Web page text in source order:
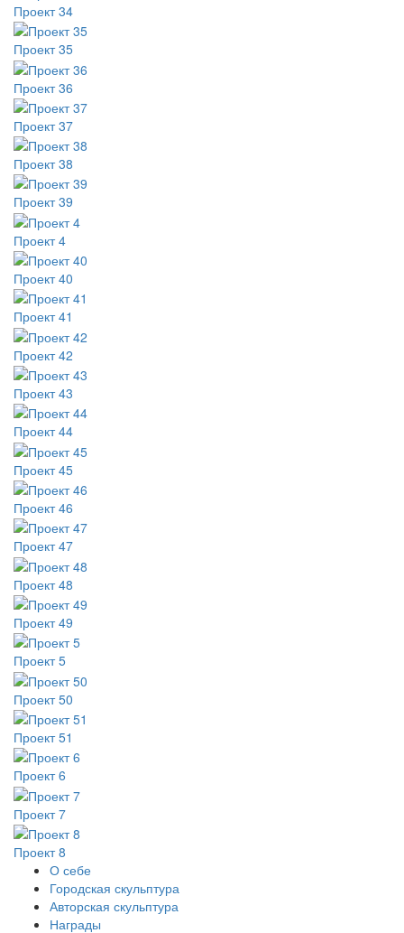
Проект 34
Проект 35
Проект 36
Проект 37
Проект 38
Проект 39
Проект 4
Проект 40
Проект 41
Проект 42
Проект 43
Проект 44
Проект 45
Проект 46
Проект 47
Проект 48
Проект 49
Проект 5
Проект 50
Проект 51
Проект 6
Проект 7
Проект 8
О себе
Городская скульптура
Авторская скульптура
Награды